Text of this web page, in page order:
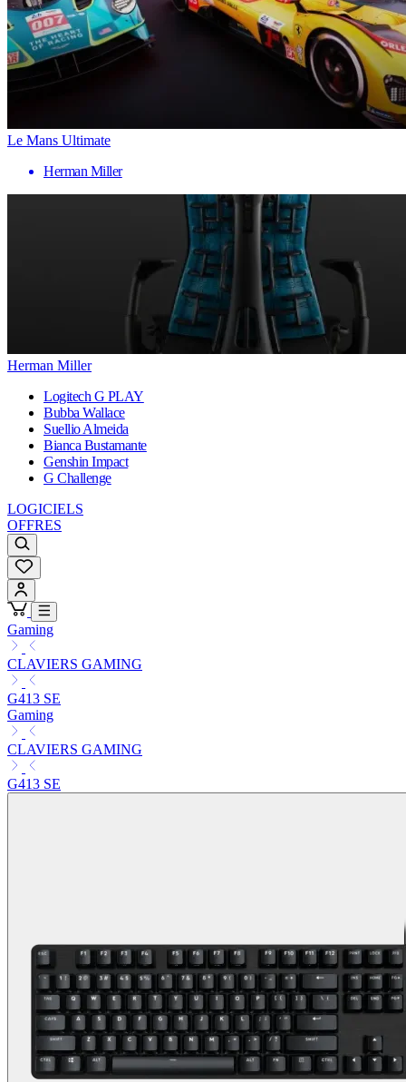
Le Mans Ultimate
Herman Miller
Herman Miller
Logitech G PLAY
Bubba Wallace
Suellio Almeida
Bianca Bustamante
Genshin Impact
G Challenge
LOGICIELS
OFFRES
Gaming
CLAVIERS GAMING
G413 SE
Gaming
CLAVIERS GAMING
G413 SE